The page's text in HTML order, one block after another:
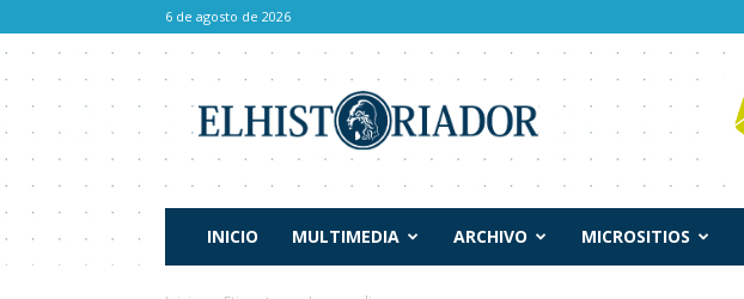
6 de agosto de 2026
Historiador
INICIO MULTIMEDIA ARCHIVO MICROSITIOS